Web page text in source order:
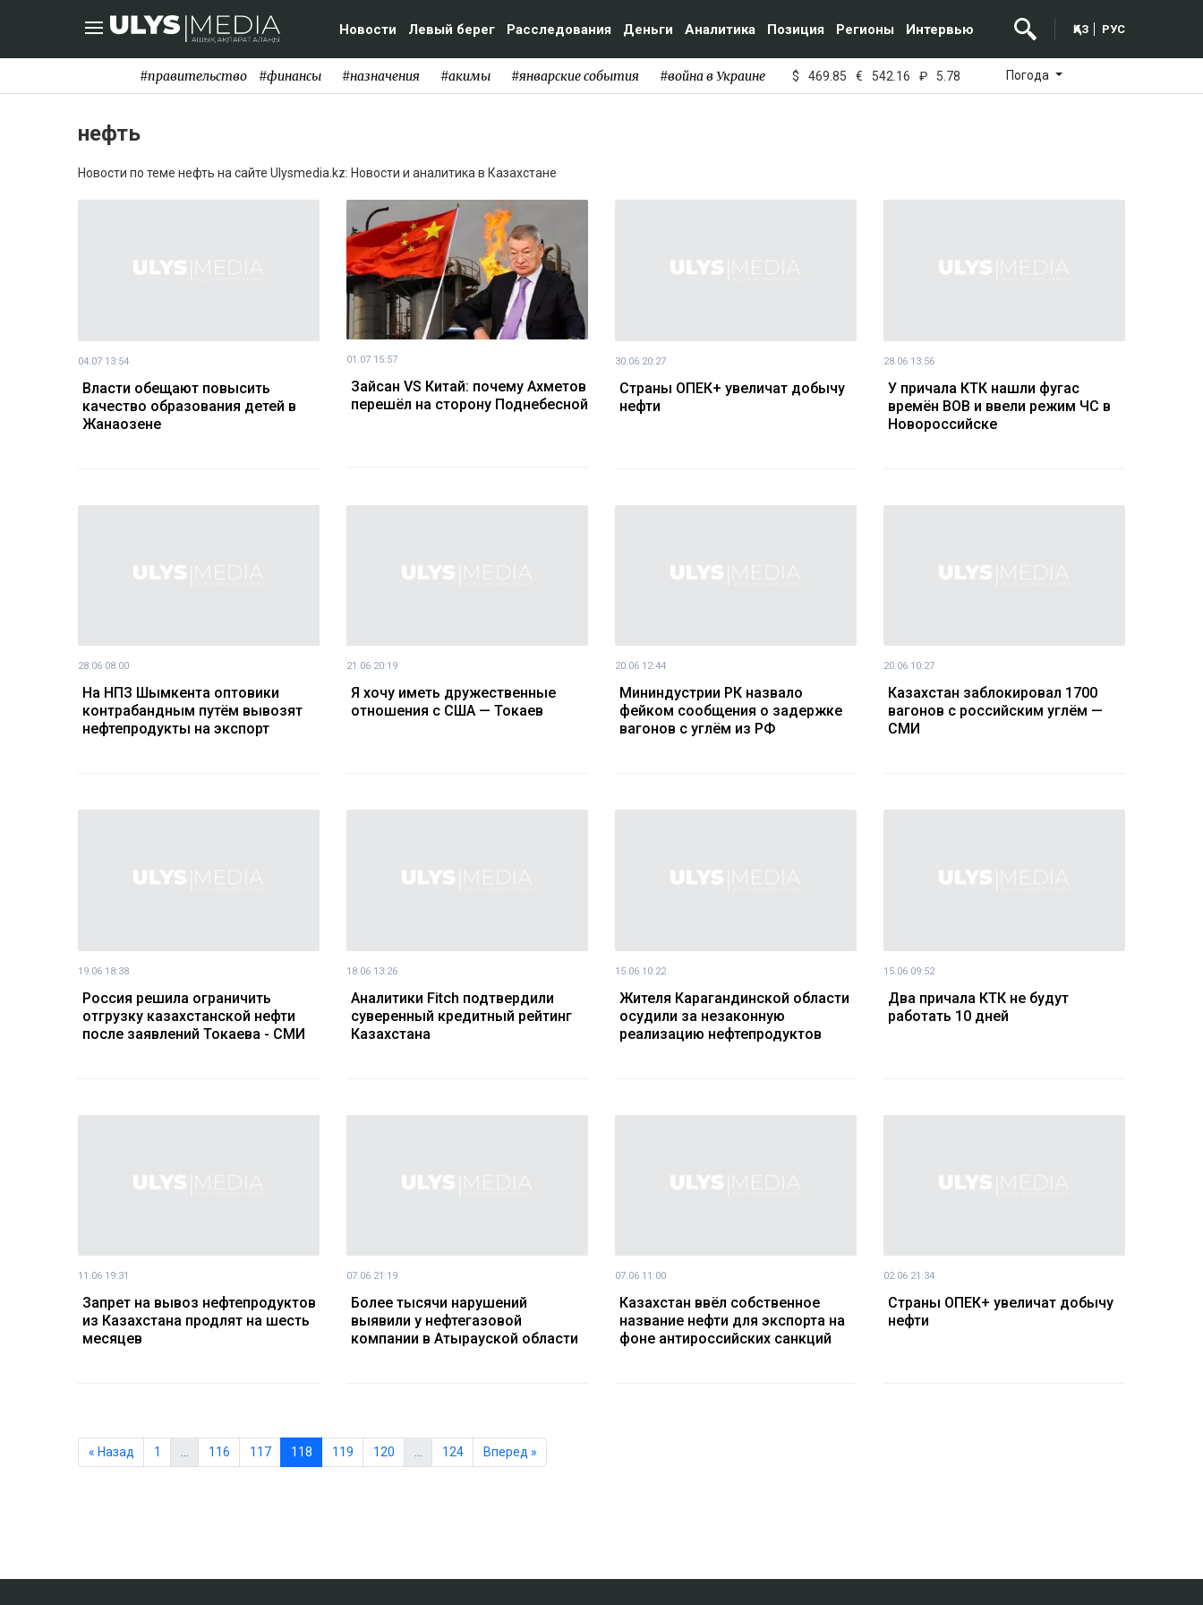
Новости Левый берег Расследования Деньги Аналитика Позиция Регионы Интервью ҚАЗ РУС
#правительство #финансы #назначения #акимы #январские события #война в Украине $ 469.85 € 542.16 ₽ 5.78 Погода
нефть
Новости по теме нефть на сайте Ulysmedia.kz: Новости и аналитика в Казахстане
04.07 13:54
Власти обещают повысить
качество образования детей в
Жанаозене
01.07 15:57
Зайсан VS Китай: почему Ахметов
перешёл на сторону Поднебесной
30.06 20:27
Страны ОПЕК+ увеличат добычу
нефти
28.06 13:56
У причала КТК нашли фугас
времён ВОВ и ввели режим ЧС в
Новороссийске
28.06 08:00
На НПЗ Шымкента оптовики
контрабандным путём вывозят
нефтепродукты на экспорт
21.06 20:19
Я хочу иметь дружественные
отношения с США — Токаев
20.06 12:44
Мининдустрии РК назвало
фейком сообщения о задержке
вагонов с углём из РФ
20.06 10:27
Казахстан заблокировал 1700
вагонов с российским углём —
СМИ
19.06 18:38
Россия решила ограничить
отгрузку казахстанской нефти
после заявлений Токаева - СМИ
18.06 13:26
Аналитики Fitch подтвердили
суверенный кредитный рейтинг
Казахстана
15.06 10:22
Жителя Карагандинской области
осудили за незаконную
реализацию нефтепродуктов
15.06 09:52
Два причала КТК не будут
работать 10 дней
11.06 19:31
Запрет на вывоз нефтепродуктов
из Казахстана продлят на шесть
месяцев
07.06 21:19
Более тысячи нарушений
выявили у нефтегазовой
компании в Атырауской области
07.06 11:00
Казахстан ввёл собственное
название нефти для экспорта на
фоне антироссийских санкций
02.06 21:34
Страны ОПЕК+ увеличат добычу
нефти
« Назад 1 … 116 117 118 119 120 … 124 Вперед »